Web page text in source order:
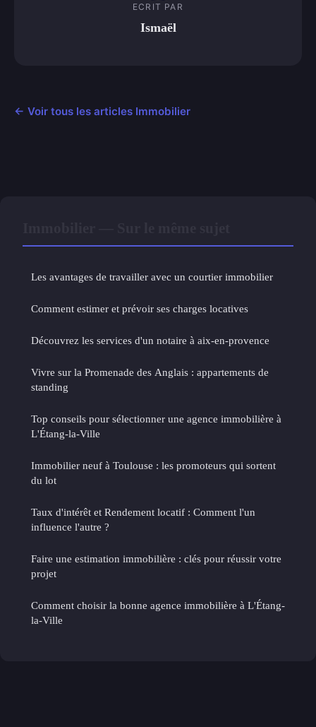
ECRIT PAR
Ismaël
← Voir tous les articles Immobilier
Les avantages de travailler avec un courtier immobilier
Comment estimer et prévoir ses charges locatives
Découvrez les services d'un notaire à aix-en-provence
Vivre sur la Promenade des Anglais : appartements de
standing
Top conseils pour sélectionner une agence immobilière à
L'Étang-la-Ville
Immobilier neuf à Toulouse : les promoteurs qui sortent
du lot
Taux d'intérêt et Rendement locatif : Comment l'un
influence l'autre ?
Faire une estimation immobilière : clés pour réussir votre
projet
Comment choisir la bonne agence immobilière à L'Étang-
la-Ville